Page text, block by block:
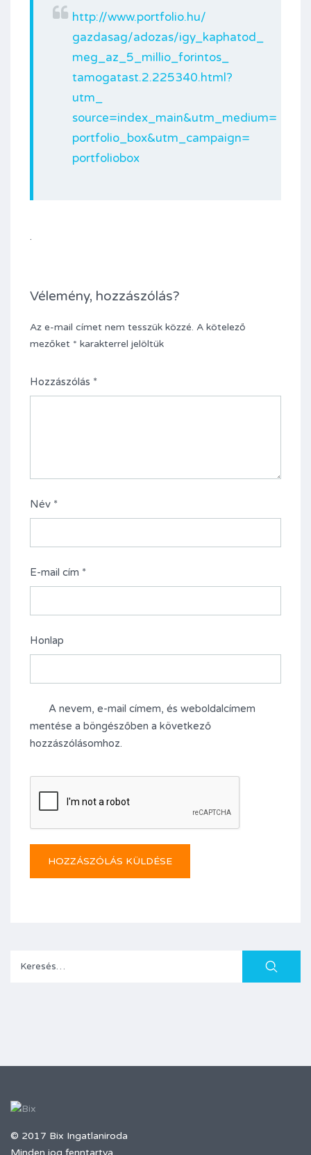
http://www.portfolio.hu/
gazdasag/adozas/igy_kaphatod_
meg_az_5_millio_forintos_
tamogatast.2.225340.html?
utm_
source=index_main&utm_medium=
portfolio_box&utm_campaign=
portfoliobox
.
Vélemény, hozzászólás?
Az e-mail címet nem tesszük közzé. A kötelező
mezőket * karakterrel jelöltük
Hozzászólás *
Név *
E-mail cím *
Honlap
A nevem, e-mail címem, és weboldalcímem
mentése a böngészőben a következő
hozzászólásomhoz.
Keresés:
© 2017 Bix Ingatlaniroda
Minden jog fenntartva.